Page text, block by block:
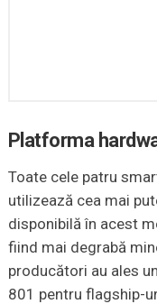
Platforma
Toate cele patru
utilizează cea mai
disponibilă în acest
fiind mai degrabă
producători au ales
801 pentru flagship-